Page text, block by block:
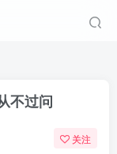
不过问
关注